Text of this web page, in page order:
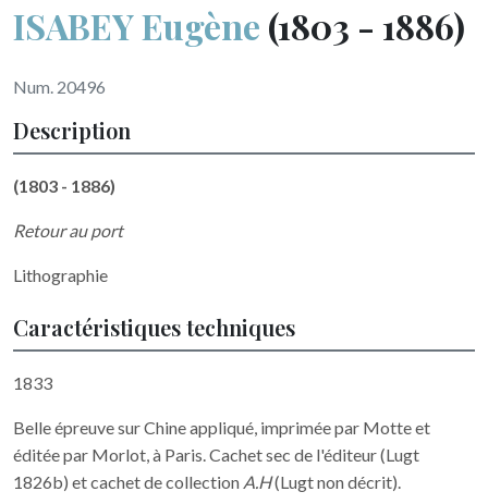
ISABEY Eugène (1803 - 1886)
Num. 20496
Description
(1803 - 1886)
Retour au port
Lithographie
Caractéristiques techniques
1833
Belle épreuve sur Chine appliqué, imprimée par Motte et
éditée par Morlot, à Paris. Cachet sec de l'éditeur (Lugt
1826b) et cachet de collection A.H(Lugt non décrit).